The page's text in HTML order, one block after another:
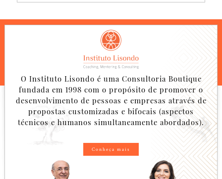
O Instituto Lisondo é uma Consultoria Boutique
fundada em 1998 com o propósito de promover o
desenvolvimento de pessoas e empresas através de
propostas customizadas e bifocais (aspectos
técnicos e humanos simultaneamente abordados).
Conheça mais